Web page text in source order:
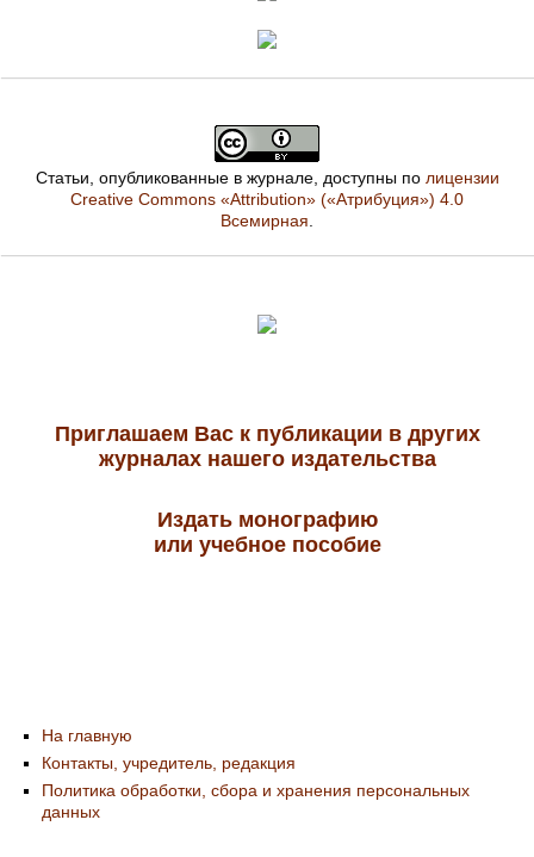
Статьи, опубликованные в журнале, доступны по лицензии
Creative Commons «Attribution» («Атрибуция») 4.0
Всемирная.
Приглашаем Вас к публикации в других
журналах нашего издательства
Издать монографию
или учебное пособие
На главную
Контакты, учредитель, редакция
Политика обработки, сбора и хранения персональных
данных